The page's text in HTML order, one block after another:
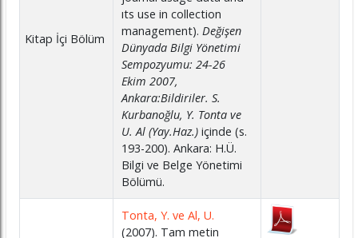
Kitap İçi Bölüm
ıts use in collection
management). Değişen
Dünyada Bilgi Yönetimi
Sempozyumu: 24-26
Ekim 2007,
Ankara:Bildiriler. S.
Kurbanoğlu, Y. Tonta ve
U. Al (Yay.Haz.)içinde (s.
193-200). Ankara: H.Ü.
Bilgi ve Belge Yönetimi
Bölümü.
Tonta, Y. ve Al, U.
(2007). Tam metin